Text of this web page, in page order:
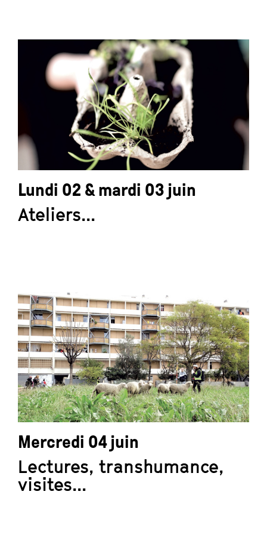
Lundi 02 & mardi 03 juin
Ateliers...
Mercredi 04 juin
Lectures, transhumance,
visites...